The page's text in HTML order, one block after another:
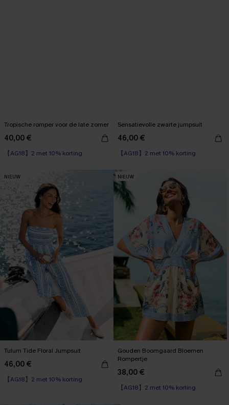
Tropische romper voor de late zomer
40,00 €
【AG18】2 met 10% korting
Sensatievolle zwarte jumpsuit
46,00 €
【AG18】2 met 10% korting
NIEUW
Tulum Tide Floral Jumpsuit
46,00 €
【AG18】2 met 10% korting
NIEUW
Gouden Boomgaard Bloemen
Rompertje
38,00 €
【AG18】2 met 10% korting